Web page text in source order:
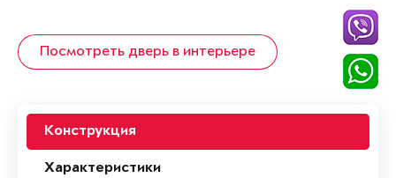
Посмотреть дверь в интерьере
Конструкция
Характеристики